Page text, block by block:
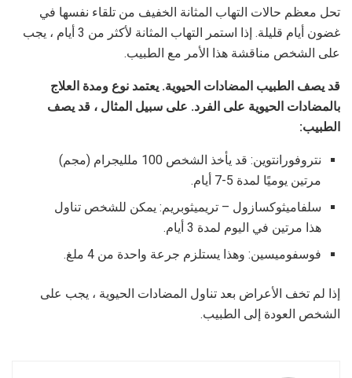
تحل معظم حالات التهاب المثانة الخفيف من تلقاء نفسها في
غضون أيام قليلة. إذا استمر التهاب المثانة لأكثر من 3 أيام ، يجب
على الشخص مناقشة هذا الأمر مع الطبيب.
قد يصف الطبيب المضادات الحيوية. يعتمد نوع ومدة العلاج
بالمضادات الحيوية على الفرد. على سبيل المثال ، قد يصف
الطبيب:
نتروفورانتوين: قد يأخذ الشخص 100 ملليجرام (مجم)
مرتين يوميًا لمدة 5-7 أيام.
سلفاميثوكسازول – تريميثوبريم: يمكن للشخص تناول
هذا مرتين في اليوم لمدة 3 أيام.
فوسفوميسين: وهذا يستلزم جرعة واحدة من 4 ملغ.
إذا لم تخف الأعراض بعد تناول المضادات الحيوية ، يجب على
الشخص العودة إلى الطبيب.